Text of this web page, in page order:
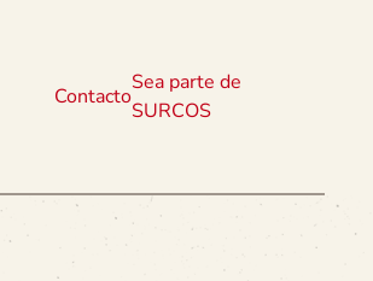
Contacto
Sea parte de
SURCOS